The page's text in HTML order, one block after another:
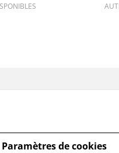
Paramètres de cookies